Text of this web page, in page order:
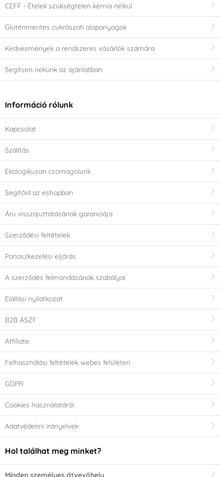
CEFF - Ételek szükségtelen kémia nélkül
Gluténmentes cukrászati alapanyagok
Kedvezmények a rendszeres vásárlók számára
Segítsen nekünk az ajánlatban
Információ rólunk
Kapcsolat
Szálítás
Ekologikusan csomagolunk
Segítőid az eshopban
Áru visszajuttatásának garanciája
Szerződési feltételek
Panaszkezelési eljárás
A szerződés felmondásának szabályai
Elállási nyilatkozat
B2B ÁSZF
Affiliate
Felhasználási feltételek webes felületen
GDPR
Cookies használatáról
Adatvédelmi irányelvek
Hol találhat meg minket?
Minden személyes átvevőhely